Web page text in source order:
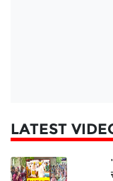
LATEST